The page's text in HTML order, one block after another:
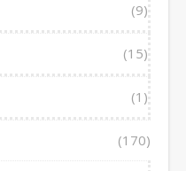
(9)
(15)
(1)
(170)